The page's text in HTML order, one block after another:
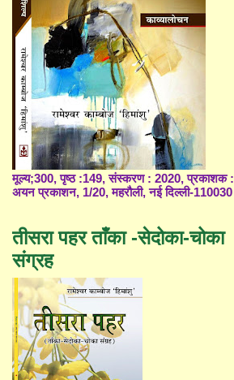
मूल्य;300, पृष्ठ :149, संस्करण : 2020, प्रकाशक :
अयन प्रकाशन, 1/20, महरौली, नई दिल्ली-110030
तीसरा पहर ताँका -सेदोका-चोका
संग्रह